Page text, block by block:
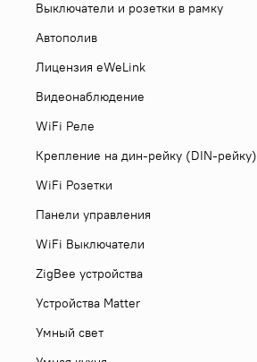
Выключатели и розетки в рамку
Автополив
Лицензия eWeLink
Видеонаблюдение
WiFi Реле
Крепление на дин-рейку (DIN-рейку)
WiFi Розетки
Панели управления
WiFi Выключатели
ZigBee устройства
Устройства Matter
Умный свет